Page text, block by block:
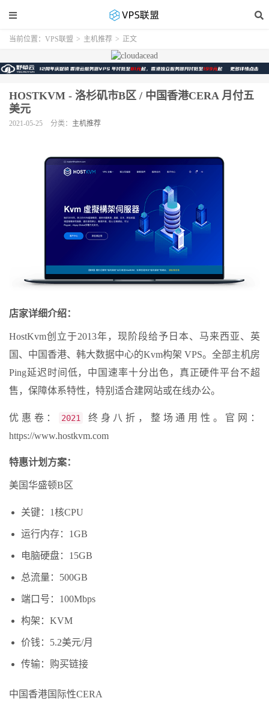
当前位置： VPS联盟 > 主机推荐 > 正文
HOSTKVM - 洛杉矶市B区 / 中国香港CERA 月付五
美元
2021-05-25 分类： 主机推荐
店家详细介绍：
HostKvm创立于2013年，现阶段给予日本、马来西亚、英
国、中国香港、韩大数据中心的Kvm构架 VPS。全部主机房
Ping延迟时间低，中国速率十分出色，真正硬件平台不超
售，保障体系特性，特别适合建网站或在线办公。
优惠卷： 2021
终身八折，整场通用性。官网：
https://www.hostkvm.com
特惠计划方案：
美国华盛顿B区
关键：1核CPU
运行内存：1GB
电脑硬盘：15GB
总流量：500GB
端口号：100Mbps
构架：KVM
价钱：5.2美元/月
传输：购买链接
中国香港国际性CERA